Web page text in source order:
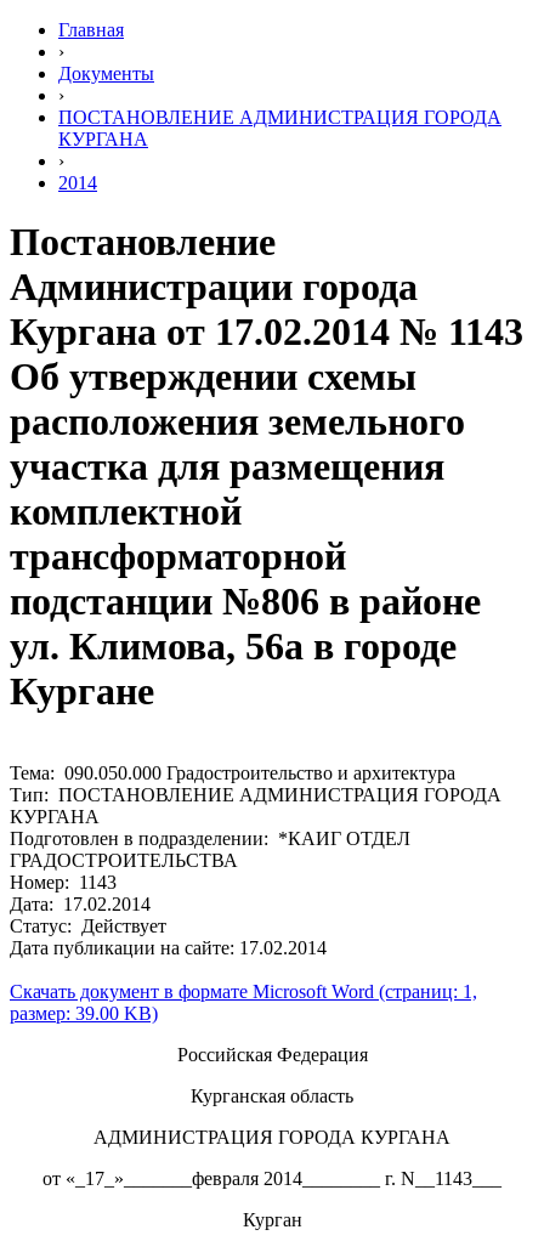
Главная
›
Документы
›
ПОСТАНОВЛЕНИЕ АДМИНИСТРАЦИЯ ГОРОДА
КУРГАНА
›
2014
Постановление
Администрации города
Кургана от 17.02.2014 № 1143
Об утверждении схемы
расположения земельного
участка для размещения
комплектной
трансформаторной
подстанции №806 в районе
ул. Климова, 56а в городе
Кургане
Тема: 090.050.000 Градостроительство и архитектура
Тип: ПОСТАНОВЛЕНИЕ АДМИНИСТРАЦИЯ ГОРОДА
КУРГАНА
Подготовлен в подразделении: *КАИГ ОТДЕЛ
ГРАДОСТРОИТЕЛЬСТВА
Номер: 1143
Дата: 17.02.2014
Статус: Действует
Дата публикации на сайте: 17.02.2014
Скачать документ в формате Microsoft Word (страниц: 1,
размер: 39.00 KB)
Российская Федерация
Курганская область
АДМИНИСТРАЦИЯ ГОРОДА КУРГАНА
от «_17_»_______февраля 2014________ г. N__1143___
Курган